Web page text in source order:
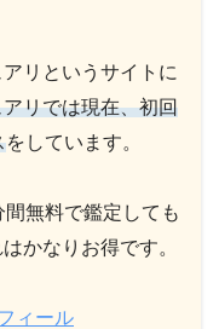
リというサイトに
リでは現在、初回
をしています。
無料で鑑定しても
かなりお得です。
ィール